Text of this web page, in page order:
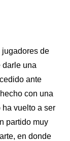
jugadores de
darle una
ante
con una
vuelto a ser
partido muy
en donde